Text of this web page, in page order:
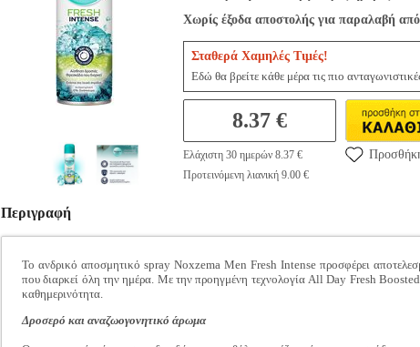
Χωρίς έξοδα αποστολής για παραλαβή
Σταθερά Χαμηλές Τιμές!
Εδώ θα βρείτε κάθε μέρα τις πιο
8.37 €
Ελάχιστη 30 ημερών 8.37 €
Προτεινόμενη λιανική 9.00 €
Περιγραφή
Το ανδρικό αποσμητικό spray Noxzema Men Fresh Intense προσφέρει
που διαρκεί όλη την ημέρα. Με την προηγμένη τεχνολογία All Day Fresh
καθημερινότητα.
Δροσερό και αναζωογονητικό άρωμα